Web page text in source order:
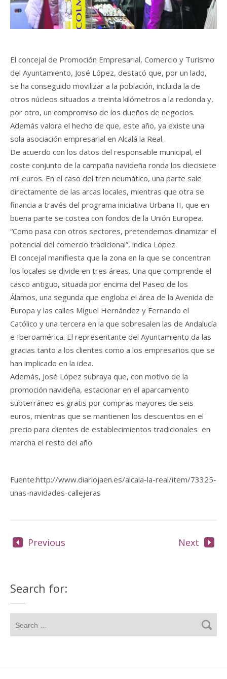
El concejal de Promoción Empresarial, Comercio y Turismo
del Ayuntamiento, José López, destacó que, por un lado,
se ha conseguido movilizar a la población, incluida la de
otros núcleos situados a treinta kilómetros a la redonda y,
por otro, un compromiso de los dueños de negocios.
Además valora el hecho de que, este año, ya existe una
sola asociación empresarial en Alcalá la Real.
De acuerdo con los datos del responsable municipal, el
coste conjunto de la campaña navideña ronda los diecisiete
mil euros. En el caso del tren neumático, una parte sale
directamente de las arcas locales, mientras que otra se
financia a través del programa iniciativa Urbana II, que en
buena parte se costea con fondos de la Unión Europea.
“Como pasa con otros sectores, pretendemos dinamizar el
potencial del comercio tradicional”, indica López.
El concejal manifiesta que la zona en la que se concentran
los locales se divide en tres áreas. Una que comprende el
casco antiguo, situada por encima del Paseo de los
Álamos, una segunda que engloba el área de la Avenida de
Europa y las calles Miguel Hernández y Fernando el
Católico y una tercera en la que sobresalen las de Andalucía
e Iberoamérica. El representante del Ayuntamiento da las
gracias tanto a los clientes como a los empresarios que se
han implicado en la idea.
Además, José López subraya que, con motivo de la
promoción navideña, estacionar en el aparcamiento
subterráneo es gratis por compras mayores de seis
euros, mientras que se mantienen los descuentos en el
precio para clientes de establecimientos tradicionales en
marcha el resto del año.
Fuente:http://www.diariojaen.es/alcala-la-real/item/73325-
unas-navidades-callejeras
Previous Next
Search for: